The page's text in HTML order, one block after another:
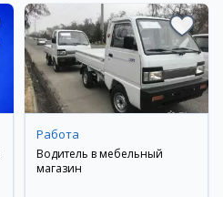
Работа
Водитель в мебельный
магазин